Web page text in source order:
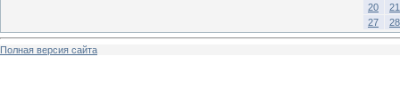
20
21
27
28
Полная версия сайта